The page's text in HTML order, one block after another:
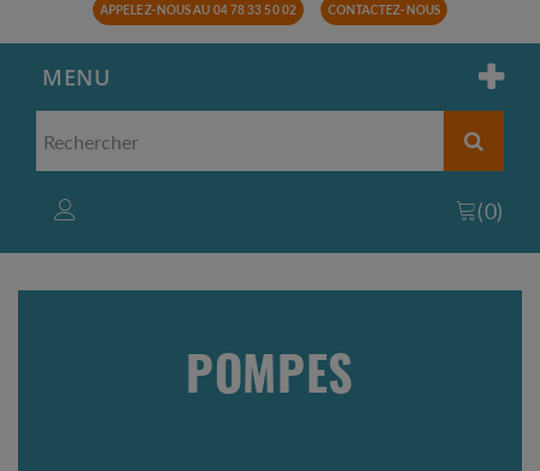
APPELEZ-NOUS AU 04 78 33 50 02 CONTACTEZ-NOUS
MENU
(0)
POMPES